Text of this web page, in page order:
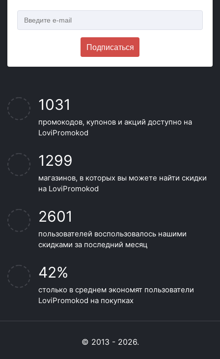
Подписаться
1031
промокодов, купонов и акций доступно на
LoviPromokod
1299
магазинов, в которых вы можете найти скидки
на LoviPromokod
2601
пользователей воспользовалось нашими
скидками за последний месяц
42%
столько в среднем экономят пользователи
LoviPromokod на покупках
© 2013 - 2026.